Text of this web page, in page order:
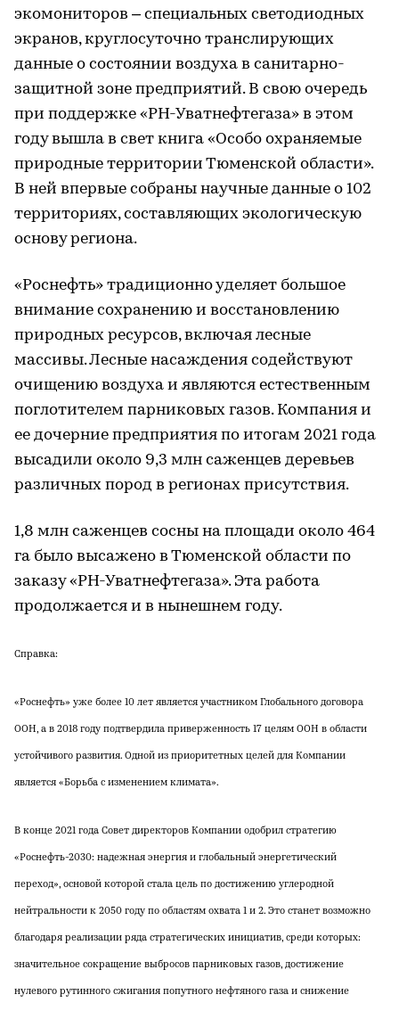
экомониторов – специальных светодиодных
экранов, круглосуточно транслирующих
данные о состоянии воздуха в санитарно-
защитной зоне предприятий. В свою очередь
при поддержке «РН-Уватнефтегаза» в этом
году вышла в свет книга «Особо охраняемые
природные территории Тюменской области».
В ней впервые собраны научные данные о 102
территориях, составляющих экологическую
основу региона.
«Роснефть» традиционно уделяет большое
внимание сохранению и восстановлению
природных ресурсов, включая лесные
массивы. Лесные насаждения содействуют
очищению воздуха и являются естественным
поглотителем парниковых газов. Компания и
ее дочерние предприятия по итогам 2021 года
высадили около 9,3 млн саженцев деревьев
различных пород в регионах присутствия.
1,8 млн саженцев сосны на площади около 464
га было высажено в Тюменской области по
заказу «РН-Уватнефтегаза». Эта работа
продолжается и в нынешнем году.
Справка:
«Роснефть» уже более 10 лет является участником Глобального договора
ООН, а в 2018 году подтвердила приверженность 17 целям ООН в области
устойчивого развития. Одной из приоритетных целей для Компании
является «Борьба с изменением климата».
В конце 2021 года Совет директоров Компании одобрил стратегию
«Роснефть-2030: надежная энергия и глобальный энергетический
переход», основой которой стала цель по достижению углеродной
нейтральности к 2050 году по областям охвата 1 и 2. Это станет возможно
благодаря реализации ряда стратегических инициатив, среди которых:
значительное сокращение выбросов парниковых газов, достижение
нулевого рутинного сжигания попутного нефтяного газа и снижение